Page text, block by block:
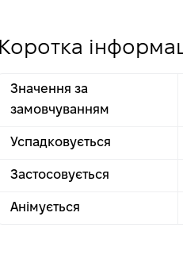
Коротка
Значення за
замовчуванням
Успадковується
Застосовується
Анімується